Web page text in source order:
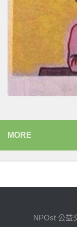
MORE
NPOst 公益